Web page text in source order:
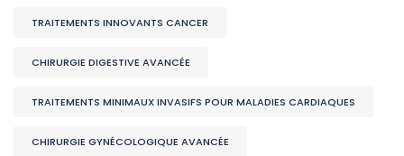
TRAITEMENTS INNOVANTS CANCER
CHIRURGIE DIGESTIVE AVANCÉE
TRAITEMENTS MINIMAUX INVASIFS POUR MALADIES CARDIAQUES
CHIRURGIE GYNÉCOLOGIQUE AVANCÉE